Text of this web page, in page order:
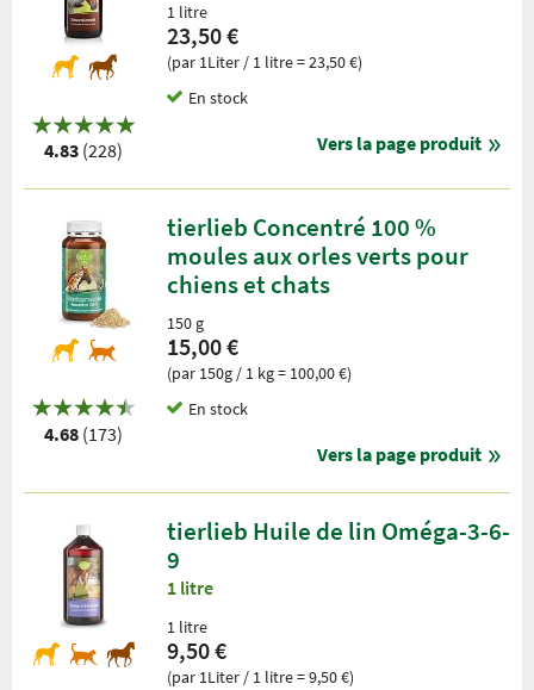
4.83 (228)
1 litre
23,50 €
(par 1Liter / 1 litre = 23,50 €)
En stock
Vers la page produit
4.68 (173)
tierlieb Concentré 100 %
moules aux orles verts pour
chiens et chats
150 g
15,00 €
(par 150g / 1 kg = 100,00 €)
En stock
Vers la page produit
tierlieb Huile de lin Oméga-3-6-
9
1 litre
1 litre
9,50 €
(par 1Liter / 1 litre = 9,50 €)